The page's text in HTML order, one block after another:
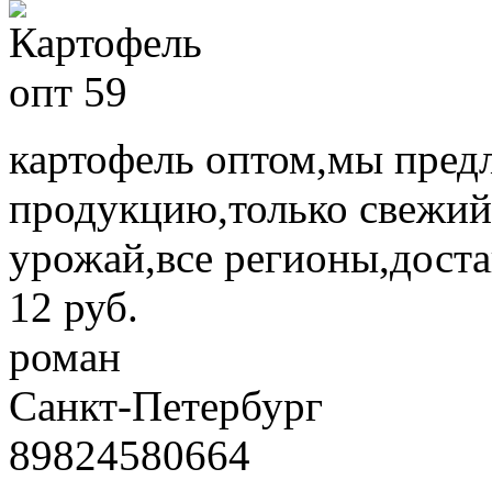
картофель оптом,мы
продукцию,только
урожай,все
12 руб.
роман
Санкт-Петербург
89824580664